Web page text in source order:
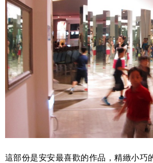
這部份是安安最喜歡的作品，精緻小巧